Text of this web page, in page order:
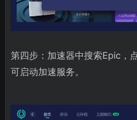
第四步：加速器中搜索Epic，
可启动加速服务。